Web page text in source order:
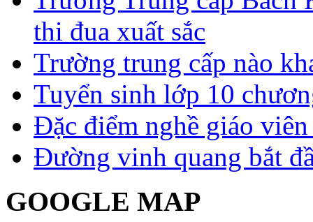
thi đua xuất sắc
Trường trung cấp nào
Tuyển sinh lớp 10
Đặc điểm nghề giáo
Đường vinh quang bắt
GOOGLE MAP